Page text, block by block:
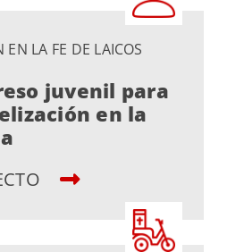
EN LA FE DE LAICOS
juvenil para
en la